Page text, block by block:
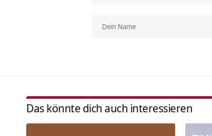
Das könnte dich auch interessieren